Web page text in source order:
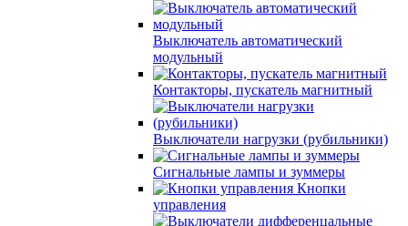
Выключатель автоматический
модульный
Контакторы, пускатель магнитный
Выключатели нагрузки (рубильники)
Сигнальные лампы и зуммеры
Кнопки
управления